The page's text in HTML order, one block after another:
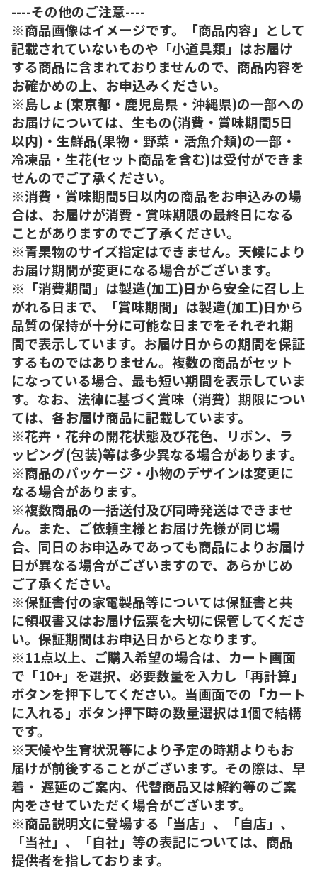
----その他のご注意----
※商品画像はイメージです。「商品内容」として
記載されていないものや「小道具類」はお届け
する商品に含まれておりませんので、商品内容を
お確かめの上、お申込みください。
※島しょ(東京都・鹿児島県・沖縄県)の一部への
お届けについては、生もの(消費・賞味期間5日
以内)・生鮮品(果物・野菜・活魚介類)の一部・
冷凍品・生花(セット商品を含む)は受付ができま
せんのでご了承ください。
※消費・賞味期間5日以内の商品をお申込みの場
合は、お届けが消費・賞味期限の最終日になる
ことがありますのでご了承ください。
※青果物のサイズ指定はできません。天候により
お届け期間が変更になる場合がございます。
※「消費期間」は製造(加工)日から安全に召し上
がれる日まで、「賞味期間」は製造(加工)日から
品質の保持が十分に可能な日までをそれぞれ期
間で表示しています。お届け日からの期間を保証
するものではありません。複数の商品がセット
になっている場合、最も短い期間を表示していま
す。なお、法律に基づく賞味（消費）期限につい
ては、各お届け商品に記載しています。
※花卉・花弁の開花状態及び花色、リボン、ラ
ッピング(包装)等は多少異なる場合があります。
※商品のパッケージ・小物のデザインは変更に
なる場合があります。
※複数商品の一括送付及び同時発送はできませ
ん。また、ご依頼主様とお届け先様が同じ場
合、同日のお申込みであっても商品によりお届け
日が異なる場合がございますので、あらかじめ
ご了承ください。
※保証書付の家電製品等については保証書と共
に領収書又はお届け伝票を大切に保管してくださ
い。保証期間はお申込日からとなります。
※11点以上、ご購入希望の場合は、カート画面
で「10+」を選択、必要数量を入力し「再計算」
ボタンを押下してください。当画面での「カート
に入れる」ボタン押下時の数量選択は1個で結構
です。
※天候や生育状況等により予定の時期よりもお
届けが前後することがございます。その際は、早
着・ 遅延のご案内、代替商品又は解約等のご案
内をさせていただく場合がございます。
※商品説明文に登場する「当店」、「自店」、
「当社」、「自社」等の表記については、商品
提供者を指しております。